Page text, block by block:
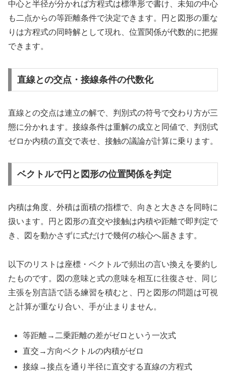
中心と半径が分かれば方程式は標準形で書け、未知の中心
も二点からの等距離条件で決定できます。円と図形の重な
りは方程式の同時解として現れ、位置関係が代数的に把握
できます。
直線との交点・接線条件の代数化
直線との交点は連立の解で、判別式の符号で交わり方が三
態に分かれます。接線条件は重解の成立と同値で、判別式
ゼロか内積の直交で表せ、接触の議論が計算に乗ります。
ベクトルで円と図形の位置関係を判定
内積は角度、外積は面積の指標で、向きと大きさを同時に
扱います。円と図形の直交や接触は内積や距離で即判定で
き、図を動かさずに式だけで幾何の核心へ届きます。
以下のリストは座標・ベクトルで頻出の言い換えを要約し
たものです。図の意味と式の意味を相互に往復させ、同じ
主張を別言語で語る練習を積むと、円と図形の問題は可視
と計算が重なり合い、手が止まりません。
等距離→二乗距離の差がゼロという一次式
直交→方向ベクトルの内積がゼロ
接線→接点を通り半径に直交する直線の方程式